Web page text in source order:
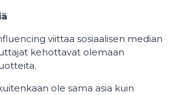
viittaa sosiaalisen median
kehottavat olemaan
ole sama asia kuin